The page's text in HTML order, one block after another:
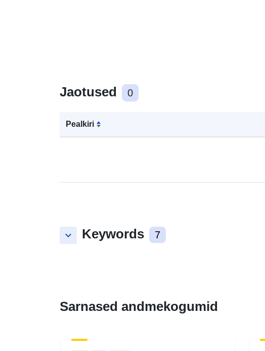
Jaotused 0
Pealkiri
keyboard_arrow_down Keywords 7
Sarnased andmekogumid